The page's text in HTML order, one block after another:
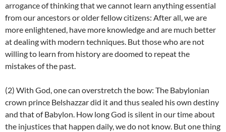
arrogance of thinking that we cannot learn anything essential
from our ancestors or older fellow citizens: After all, we are
more enlightened, have more knowledge and are much better
at dealing with modern techniques. But those who are not
willing to learn from history are doomed to repeat the
mistakes of the past.
(2) With God, one can overstretch the bow: The Babylonian
crown prince Belshazzar did it and thus sealed his own destiny
and that of Babylon. How long God is silent in our time about
the injustices that happen daily, we do not know. But one thing